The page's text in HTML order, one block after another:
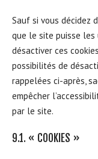
Sauf si vous décidez
que le site puisse les
désactiver ces
possibilités de
rappelées ci-après,
empêcher
par le site.
9.1. « COOKIES »